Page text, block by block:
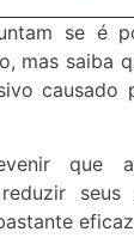
se é
mas saiba
causado
que
seus